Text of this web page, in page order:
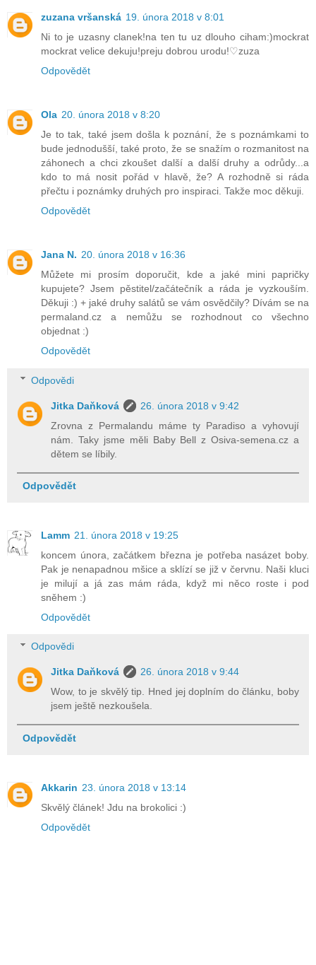
zuzana vršanská 19. února 2018 v 8:01
Ni to je uzasny clanek!na ten tu uz dlouho ciham:)mockrat
mockrat velice dekuju!preju dobrou urodu!♡zuza
Odpovědět
Ola 20. února 2018 v 8:20
Je to tak, také jsem došla k poznání, že s poznámkami to
bude jednodušší, také proto, že se snažím o rozmanitost na
záhonech a chci zkoušet další a další druhy a odrůdy...a
kdo to má nosit pořád v hlavě, že? A rozhodně si ráda
přečtu i poznámky druhých pro inspiraci. Takže moc děkuji.
Odpovědět
Jana N. 20. února 2018 v 16:36
Můžete mi prosím doporučit, kde a jaké mini papričky
kupujete? Jsem pěstitel/začátečník a ráda je vyzkouším.
Děkuji :) + jaké druhy salátů se vám osvědčily? Dívám se na
permaland.cz a nemůžu se rozhodnout co všechno
objednat :)
Odpovědět
Odpovědi
Jitka Daňková
26. února 2018 v 9:42
Zrovna z Permalandu máme ty Paradiso a vyhovují
nám. Taky jsme měli Baby Bell z Osiva-semena.cz a
dětem se líbily.
Odpovědět
Lamm 21. února 2018 v 19:25
koncem února, začátkem března je potřeba nasázet boby.
Pak je nenapadnou mšice a sklízí se již v červnu. Naši kluci
je milují a já zas mám ráda, když mi něco roste i pod
sněhem :)
Odpovědět
Odpovědi
Jitka Daňková
26. února 2018 v 9:44
Wow, to je skvělý tip. Hned jej doplním do článku, boby
jsem ještě nezkoušela.
Odpovědět
Akkarin 23. února 2018 v 13:14
Skvělý článek! Jdu na brokolici :)
Odpovědět